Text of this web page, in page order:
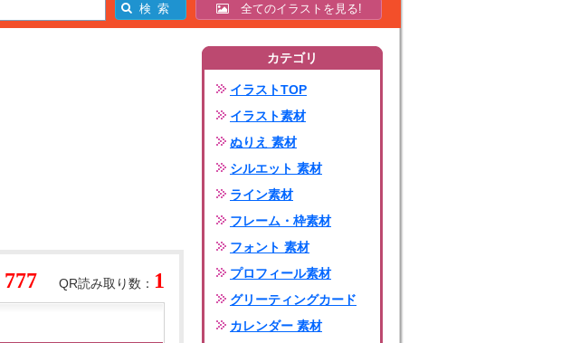
全てのイラストを見る!
QR読み取り数： 1
777
カテゴリ
イラストTOP
イラスト素材
ぬりえ 素材
シルエット 素材
ライン素材
フレーム・枠素材
フォント 素材
プロフィール素材
グリーティングカード
カレンダー 素材